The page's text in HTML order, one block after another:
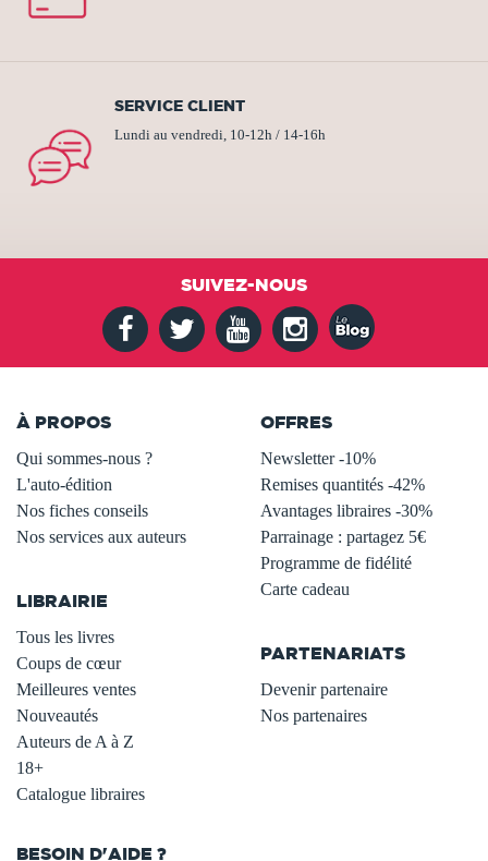
SERVICE CLIENT
Lundi au vendredi, 10-12h / 14-16h
SUIVEZ-NOUS
À PROPOS
Qui sommes-nous ?
L'auto-édition
Nos fiches conseils
Nos services aux auteurs
LIBRAIRIE
Tous les livres
Coups de cœur
Meilleures ventes
Nouveautés
Auteurs de A à Z
18+
Catalogue libraires
OFFRES
Newsletter -10%
Remises quantités -42%
Avantages libraires -30%
Parrainage : partagez 5€
Programme de fidélité
Carte cadeau
PARTENARIATS
Devenir partenaire
Nos partenaires
BESOIN D'AIDE ?